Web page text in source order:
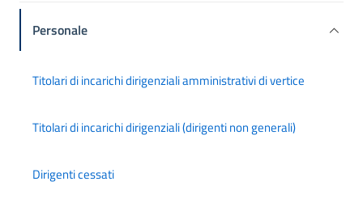
Personale
Titolari di incarichi dirigenziali amministrativi di vertice
Titolari di incarichi dirigenziali (dirigenti non generali)
Dirigenti cessati